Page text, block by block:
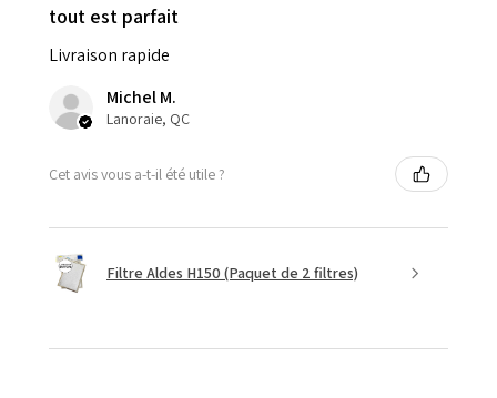
tout est parfait
Livraison rapide
Michel M.
Lanoraie, QC
Cet avis vous a-t-il été utile ?
Filtre Aldes H150 (Paquet de 2 filtres)